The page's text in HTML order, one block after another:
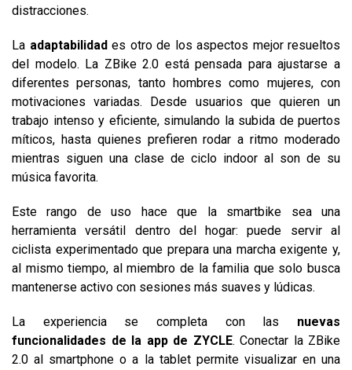
distracciones.
La adaptabilidades otro de los aspectos mejor resueltos
del modelo. La ZBike 2.0 está pensada para ajustarse a
diferentes personas, tanto hombres como mujeres, con
motivaciones variadas. Desde usuarios que quieren un
trabajo intenso y eficiente, simulando la subida de puertos
míticos, hasta quienes prefieren rodar a ritmo moderado
mientras siguen una clase de ciclo indoor al son de su
música favorita.
Este rango de uso hace que la smartbike sea una
herramienta versátil dentro del hogar: puede servir al
ciclista experimentado que prepara una marcha exigente y,
al mismo tiempo, al miembro de la familia que solo busca
mantenerse activo con sesiones más suaves y lúdicas.
La experiencia se completa con las nuevas
funcionalidades de la app de ZYCLE. Conectar la ZBike
2.0 al smartphone o a la tablet permite visualizar en una